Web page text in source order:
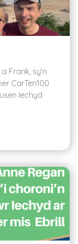
Frank, sy’n
CarTen100
Iechyd